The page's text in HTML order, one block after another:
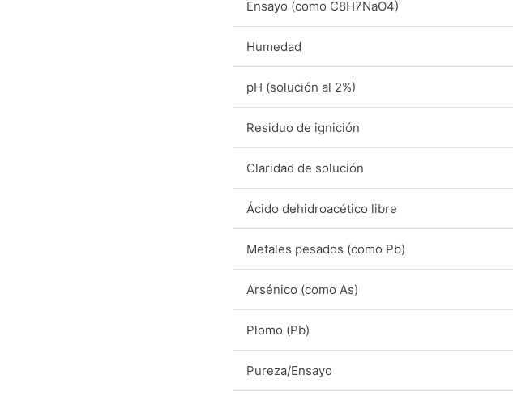
Ensayo (como C8H7NaO4)
Humedad
pH (solución al 2%)
Residuo de ignición
Claridad de solución
Ácido dehidroacético libre
Metales pesados (como Pb)
Arsénico (como As)
Plomo (Pb)
Pureza/Ensayo